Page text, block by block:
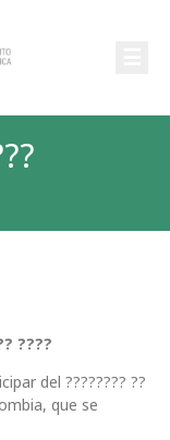
????
del ???????? ??
que se